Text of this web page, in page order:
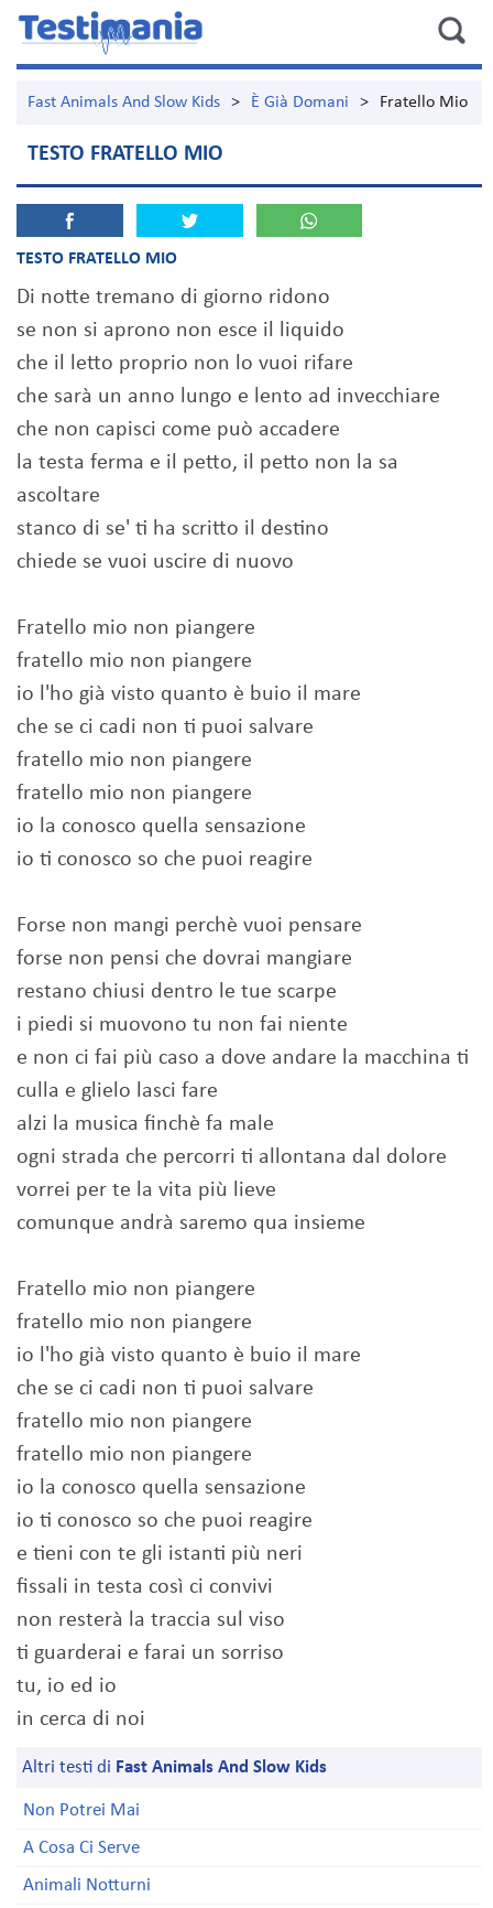
Fast Animals And Slow Kids > È Già Domani > Fratello Mio
TESTO FRATELLO MIO
TESTO FRATELLO MIO
Di notte tremano di giorno ridono
se non si aprono non esce il liquido
che il letto proprio non lo vuoi rifare
che sarà un anno lungo e lento ad invecchiare
che non capisci come può accadere
la testa ferma e il petto, il petto non la sa
ascoltare
stanco di se' ti ha scritto il destino
chiede se vuoi uscire di nuovo
Fratello mio non piangere
fratello mio non piangere
io l'ho già visto quanto è buio il mare
che se ci cadi non ti puoi salvare
fratello mio non piangere
fratello mio non piangere
io la conosco quella sensazione
io ti conosco so che puoi reagire
Forse non mangi perchè vuoi pensare
forse non pensi che dovrai mangiare
restano chiusi dentro le tue scarpe
i piedi si muovono tu non fai niente
e non ci fai più caso a dove andare la macchina ti
culla e glielo lasci fare
alzi la musica finchè fa male
ogni strada che percorri ti allontana dal dolore
vorrei per te la vita più lieve
comunque andrà saremo qua insieme
Fratello mio non piangere
fratello mio non piangere
io l'ho già visto quanto è buio il mare
che se ci cadi non ti puoi salvare
fratello mio non piangere
fratello mio non piangere
io la conosco quella sensazione
io ti conosco so che puoi reagire
e tieni con te gli istanti più neri
fissali in testa così ci convivi
non resterà la traccia sul viso
ti guarderai e farai un sorriso
tu, io ed io
in cerca di noi
Altri testi di Fast Animals And Slow Kids
Non Potrei Mai
A Cosa Ci Serve
Animali Notturni